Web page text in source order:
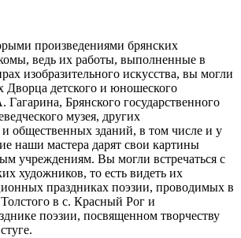
произведениями брянских
ведь их ра­боты, выполненные в
изобразительного искусства, вы могли
Дворца детского и юношеского
Брянского госу­дарственного
му­зея, других
общественных зданий, в том числе и у
наши мастера дарят свои картины
учреждениям. Вы могли встречаться с
художников, то есть видеть их
праздниках поэзии, проводимых в
в с. Красный Рог и
поэзии, посвящен­ном творчеству